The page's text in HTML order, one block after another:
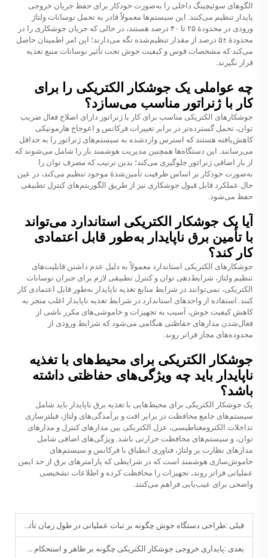
الگوهای سوئیچینگ داخلی را به‌صورت خودکار برای حفظ جریان خروجی
پایدار تنظیم می‌کنند. این سیستم‌ها معمولاً قادر به تحمل نوسانات ولتاژ
ورودی در محدودهٔ ۲۵ تا ۴۰ درصد هستند، در حالی که جریان جوشکاری را در
محدودهٔ ±۵ درصد از مقدار تنظیم‌شده نگه می‌دارند؛ این امر اطمینان حاصل
می‌کند که مشخصات قوس و کیفیت جوش تحت تأثیر نوسانات منبع تغذیه
قرار نگیرند.
چه عواملی یک جوشکار الکتریکی را برای
کار با ژنراتور مناسب می‌سازد؟
جوشکارهای الکتریکی مناسب برای کار با ژنراتور دارای اصلاح فعال ضریب
توان، تحمل گسترده‌تر در برابر تغییرات فرکانس و اعوجاج هارمونیکی
کاهش‌یافته هستند که استرس واردشده به سیستم‌های ژنراتور را به حداقل
می‌رسانند. این دستگاه‌ها همچنین مدیریت هوشمند بار را شامل می‌شوند که
از بار اضافی ژنراتور جلوگیری می‌کند؛ بدین ترتیب که مصرف توان را
به‌صورت خودکار بر اساس ظرفیت تأمین‌شدهٔ موجود تنظیم می‌کند، در عین
حال عملکرد قابل قبول جوشکاری نیز از طریق الگوریتم‌های کنترل تطبیقی
حفظ می‌شود.
آیا یک جوشکار الکتریکی استاندارد می‌تواند
با تأمین برق ناپایدار به‌طور قابل اعتمادی
کار کند؟
جوشکارهای الکتریکی استاندارد معمولاً به دلیل عدم داشتن قابلیت‌های
تنظیم ولتاژ، شرایط‌دهی توان و کنترل تطبیقی لازم برای جبران نوسانات
الکتریکی، نمی‌توانند در شرایط منابع تغذیه ناپایدار به‌طور قابل اعتمادی کار
کنند. استفاده از واحدهای استاندارد در شرایط تغذیه ناپایدار اغلب منجر به
کاهش کیفیت جوش، آسیب به تجهیزات و خاموشی‌های مکرر ناشی از
فعال‌شدن مدارهای حفاظتی هنگامی می‌شود که شرایط ورودی از
محدوده‌های مجاز فراتر روند.
جوشکار الکتریکی برای محیط‌های با تغذیه
ناپایدار باید چه ویژگی‌های حفاظتی داشته
باشد؟
یک جوشکار الکتریکی برای محیط‌هایی با تغذیه برق ناپایدار باید شامل
سیستم‌های جامع محافظت در برابر افت و برآمدگی‌های ولتاژ، فیلترسازی
تداخلات الکترومغناطیسی، عزل الکتریکی بین مدارهای کنترل و مدارهای
توان، و سیستم‌های محافظت حرارتی باشد. ویژگی‌های اضافی شامل
مدارهای نظارت بر ولتاژ، فناوری انطباق با فرکانس و سیستم‌های
خاموش‌سازی هوشمند است که در شرایطی که پارامترهای برق از حد ایمن
عملیاتی فراتر روند، تجهیزات را محافظت کرده و اطلاعات تشخیصی
واضحی برای عیب‌یابی فراهم می‌کنند.
قبلی :طراحی دستگاه جوش چگونه بر ثبات عملیاتی در طول زمان تأثیر می‌گذارد؟
بعدی :پایداری خروجی جوشکار الکتریکی چگونه بر ظاهر و استحکام جوش تأثیر می‌گذارد؟